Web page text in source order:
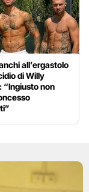
all’ergastolo
di Willy
“Ingiusto non